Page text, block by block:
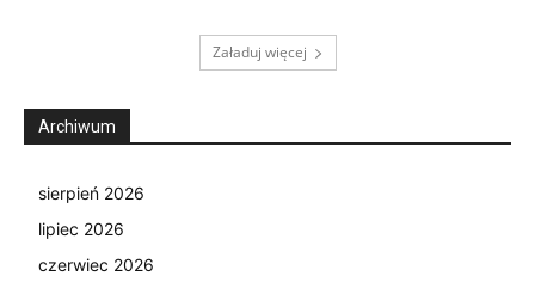
Załaduj więcej
Archiwum
sierpień 2026
lipiec 2026
czerwiec 2026